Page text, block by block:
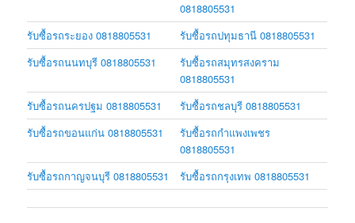
0818805531
รับซื้อรถระยอง 0818805531
รับซื้อรถปทุมธานี 0818805531
รับซื้อรถนนทบุรี 0818805531
รับซื้อรถสมุทรสงคราม
0818805531
รับซื้อรถนครปฐม 0818805531
รับซื้อรถชลบุรี 0818805531
รับซื้อรถขอนแก่น 0818805531
รับซื้อรถกำแพงเพชร
0818805531
รับซื้อรถกาญจนบุรี 0818805531
รับซื้อรถกรุงเทพ 0818805531